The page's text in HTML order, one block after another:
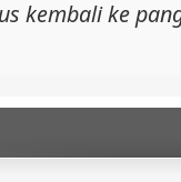
kembali ke